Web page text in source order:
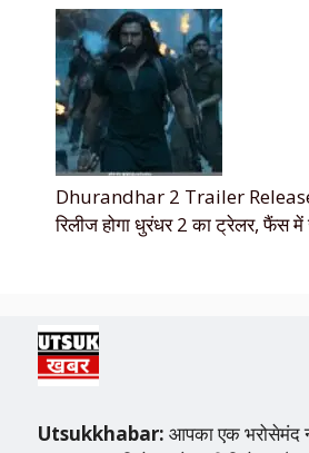
Dhurandhar 2 Trailer Release
रिलीज होगा धुरंधर 2 का ट्रेलर, फैंस
Utsukkhabar: आपका एक भरोसेमंद